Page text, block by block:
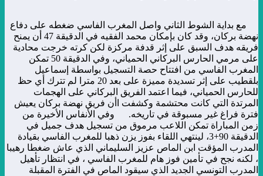
مع بداية الشوط الثاني واصل المغرب الفاسي ضغطه على دفاع
نهضة بركان، وقد كان بإمكان محمد الفقيه في الدقيقة 47 أن يمنح
فريقه هدف السبق على إثر قدفة مركزة لكن كرته خرجت محادية
على مرمي الحارس البركاني الحمياني، وفي الدقيقة 50 تمكن
المغرب الفاسي من افتتاح حصة التسجيل بواسطة إسماعيل
بلقطيب على إثر تسديدة مميزة على بعد 20 مترا لم تترك أي حظ
للحارس الحمياني، فيما اعتمد الفريق البركاني على الهجمات
المرتدة التي كانت محتشمة وكشفت اأن فريق نهضة بركان يعيش
فترة فراغ غير مسبوقة في تاريخه. وفي الأنفاس الأخيرة من
زمن المباراة تمكن اللاعب مرموق من تسجيل هدف جميل في
الدقيقة 90+3، لينتهي اللقاء بفوز يزن ذهبا للمغرب الفاسي بقيادة
المدرب المؤقت ابن الماص عزيز السليماني الذي عاش ضغطا رهيبا
، لكنه نجح في تأمين فوز هام للمغرب الفاسي ، في انتظار تأهيل
المدرب التونسي الجديد الذي سيقود الماص في الفترة المقبلة